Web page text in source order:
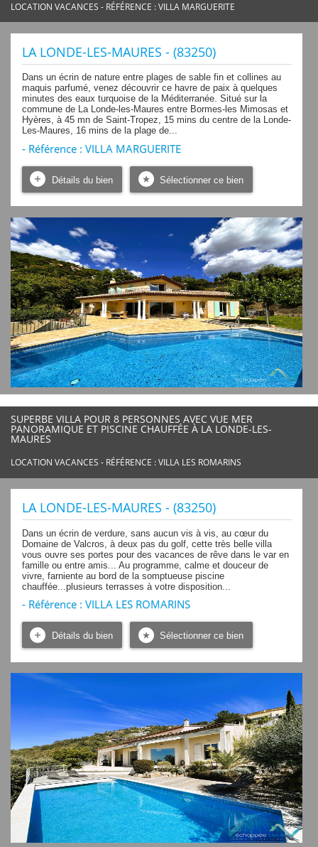
LOCATION VACANCES - RÉFÉRENCE : VILLA MARGUERITE
LA LONDE-LES-MAURES - (83250)
Dans un écrin de nature entre plages de sable fin et collines au
maquis parfumé, venez découvrir ce havre de paix à quelques
minutes des eaux turquoise de la Méditerranée. Situé sur la
commune de La Londe-les-Maures entre Bormes-les Mimosas et
Hyères, à 45 mn de Saint-Tropez, 15 mins du centre de la Londe-
Les-Maures, 16 mins de la plage de...
- Référence : VILLA MARGUERITE
Détails du bien Sélectionner ce bien
SUPERBE VILLA POUR 8 PERSONNES AVEC VUE MER
PANORAMIQUE ET PISCINE CHAUFFÉE À LA LONDE-LES-
MAURES
LOCATION VACANCES - RÉFÉRENCE : VILLA LES ROMARINS
LA LONDE-LES-MAURES - (83250)
Dans un écrin de verdure, sans aucun vis à vis, au cœur du
Domaine de Valcros, à deux pas du golf, cette très belle villa
vous ouvre ses portes pour des vacances de rêve dans le var en
famille ou entre amis... Au programme, calme et douceur de
vivre, farniente au bord de la somptueuse piscine
chauffée...plusieurs terrasses à votre disposition...
- Référence : VILLA LES ROMARINS
Détails du bien Sélectionner ce bien